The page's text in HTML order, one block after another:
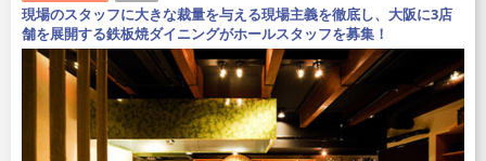
現場のスタッフに大きな裁量を与える現場主義を徹底し、大阪に3店
舗を展開する鉄板焼ダイニングがホールスタッフを募集！